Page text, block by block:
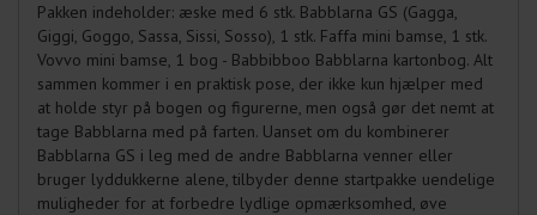
Pakken indeholder: æske med 6 stk. Babblarna GS (Gagga,
Giggi, Goggo, Sassa, Sissi, Sosso), 1 stk. Faffa mini bamse, 1 stk.
Vovvo mini bamse, 1 bog - Babbibboo Babblarna kartonbog. Alt
sammen kommer i en praktisk pose, der ikke kun hjælper med
at holde styr på bogen og figurerne, men også gør det nemt at
tage Babblarna med på farten. Uanset om du kombinerer
Babblarna GS i leg med de andre Babblarna venner eller
bruger lyddukkerne alene, tilbyder denne startpakke uendelige
muligheder for at forbedre lydlige opmærksomhed, øve